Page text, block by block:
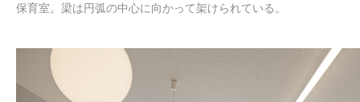
保育室。梁は円弧の中心に向かって架けられている。